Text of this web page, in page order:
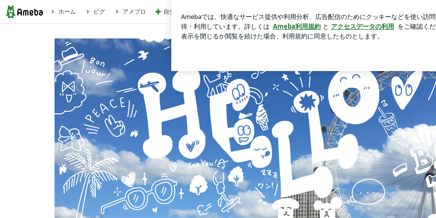
ハロウィーンに関する英単語クイズ | Tricolor Language
ホーム ピグ アメブロ 自分にとっての本物探しのタイミング 新規登録